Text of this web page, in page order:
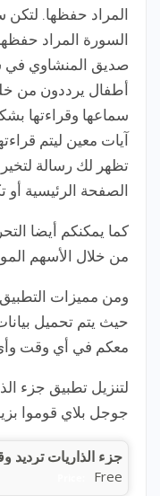
المراد حفظها. لتكن
السورة المراد
صديق المنشاوي في
أطفال يرددون من
سماعها وقراءتها
آيات معين ليتم
تظهر لك رسالة
الصفحة الرئيسية
كما يمكنكم أيضا
من خلال الأسهم
ومن مميزات التطبيق
حيث يتم تحميل
معكم في أي وقت
لتنزيل تطبيق جزء
جوجل بلاي قوموا
جزء الذاريات ترديد
Free